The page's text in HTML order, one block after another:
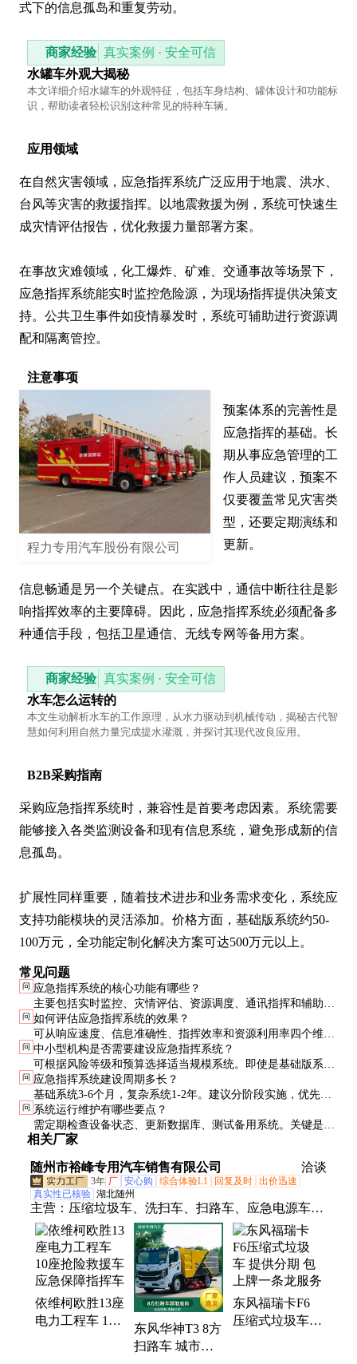
式下的信息孤岛和重复劳动。
商家经验 真实案例 · 安全可信
水罐车外观大揭秘
本文详细介绍水罐车的外观特征，包括车身结构、罐体设计和功能标
识，帮助读者轻松识别这种常见的特种车辆。
应用领域
在自然灾害领域，应急指挥系统广泛应用于地震、洪水、
台风等灾害的救援指挥。以地震救援为例，系统可快速生
成灾情评估报告，优化救援力量部署方案。
在事故灾难领域，化工爆炸、矿难、交通事故等场景下，
应急指挥系统能实时监控危险源，为现场指挥提供决策支
持。公共卫生事件如疫情暴发时，系统可辅助进行资源调
配和隔离管控。
注意事项
程力专用汽车股份有限公司
预案体系的完善性是
应急指挥的基础。长
期从事应急管理的工
作人员建议，预案不
仅要覆盖常见灾害类
型，还要定期演练和
更新。
信息畅通是另一个关键点。在实践中，通信中断往往是影
响指挥效率的主要障碍。因此，应急指挥系统必须配备多
种通信手段，包括卫星通信、无线专网等备用方案。
商家经验 真实案例 · 安全可信
水车怎么运转的
本文生动解析水车的工作原理，从水力驱动到机械传动，揭秘古代智
慧如何利用自然力量完成提水灌溉，并探讨其现代改良应用。
B2B采购指南
采购应急指挥系统时，兼容性是首要考虑因素。系统需要
能够接入各类监测设备和现有信息系统，避免形成新的信
息孤岛。
扩展性同样重要，随着技术进步和业务需求变化，系统应
支持功能模块的灵活添加。价格方面，基础版系统约50-
100万元，全功能定制化解决方案可达500万元以上。
常见问题
问 应急指挥系统的核心功能有哪些？
主要包括实时监控、灾情评估、资源调度、通讯指挥和辅助决
策。高级系统还具备模拟推演和智能预警功能。
问 如何评估应急指挥系统的效果？
可从响应速度、信息准确性、指挥效率和资源利用率四个维度
评估。定期实战演练是检验系统有效性的最佳方式。
问 中小型机构是否需要建设应急指挥系统？
可根据风险等级和预算选择适当规模系统。即使是基础版系
统，也能显著提升应急能力，建议至少配备核心功能模块。
问 应急指挥系统建设周期多长？
基础系统3-6个月，复杂系统1-2年。建议分阶段实施，优先建
设核心功能，后续逐步扩展。
问 系统运行维护有哪些要点？
需定期检查设备状态、更新数据库、测试备用系统。关键是要
建立专业运维团队，确保系统随时可用。
相关厂家
随州市裕峰专用汽车销售有限公司 洽谈
3年 厂 安心购 综合体验L1 回复及时 出价迅速
真实性已核验 湖北随州
主营： 压缩垃圾车、洗扫车、扫路车、应急电源车、
救险车、排涝车
依维柯欧胜13座
电力工程车 10
东风华神T3 8方
扫路车 城市环
东风福瑞卡F6
压缩式垃圾车